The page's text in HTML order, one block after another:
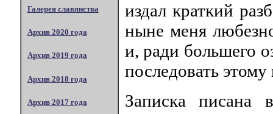
Галерея славянства
Архив 2020 года
Архив 2019 года
Архив 2018 года
Архив 2017 года
издал краткий
ныне меня
и, ради большего
последовать
Записка